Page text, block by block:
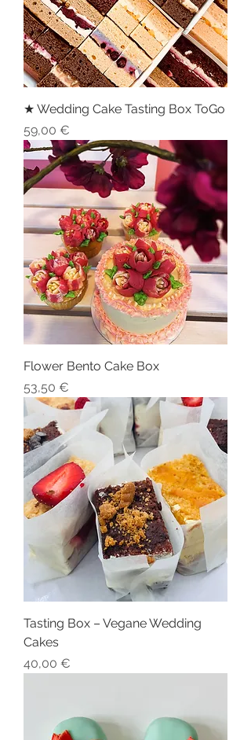
★ Wedding Cake Tasting Box ToGo
Preis
59,00 €
Flower Bento Cake Box
Preis
53,50 €
Tasting Box – Vegane Wedding
Cakes
Preis
40,00 €